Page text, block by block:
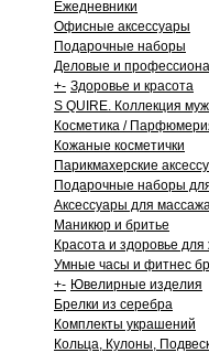
Ежедневники
Офисные аксессуары
Подарочные наборы
Деловые и
+- Здоровье и красота
S QUIRE. Коллекция
Косметика /
Кожаные косметички
Парикмахерские
Подарочные наборы
Аксессуары для
Маникюр и бритье
Красота и здоровье
Умные часы и фитнес
+- Ювелирные изделия
Брелки из серебра
Комплекты украшений
Кольца, Кулоны,